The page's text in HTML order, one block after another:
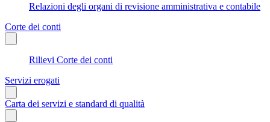
Relazioni degli organi di revisione amministrativa e contabile
Corte dei conti
Rilievi Corte dei conti
Servizi erogati
Carta dei servizi e standard di qualità